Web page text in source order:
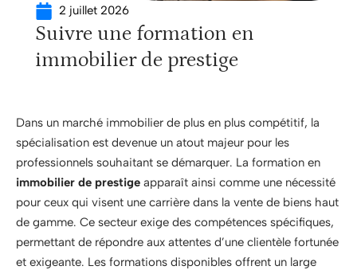
2 juillet 2026
Suivre une formation en
immobilier de prestige
Dans un marché immobilier de plus en plus compétitif, la
spécialisation est devenue un atout majeur pour les
professionnels souhaitant se démarquer. La formation en
immobilier de prestige apparaît ainsi comme une nécessité
pour ceux qui visent une carrière dans la vente de biens haut
de gamme. Ce secteur exige des compétences spécifiques,
permettant de répondre aux attentes d’une clientèle fortunée
et exigeante. Les formations disponibles offrent un large